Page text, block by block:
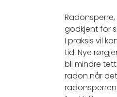
Radonsperre,
godkjent for
I praksis vil
tid. Nye
bli mindre
radon når